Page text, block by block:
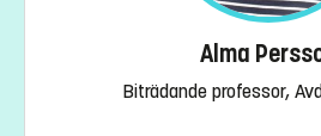
Alma
Biträdande professor,